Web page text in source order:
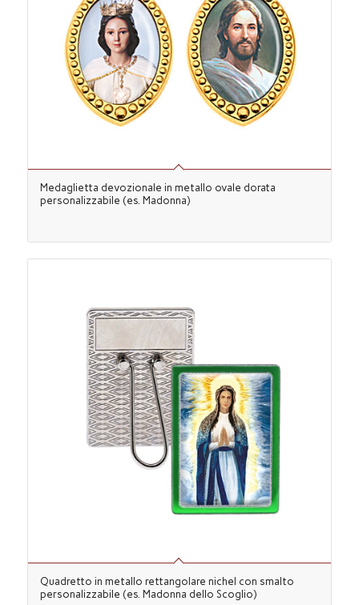
Medaglietta devozionale in metallo ovale dorata
personalizzabile (es. Madonna)
Quadretto in metallo rettangolare nichel con smalto
personalizzabile (es. Madonna dello Scoglio)